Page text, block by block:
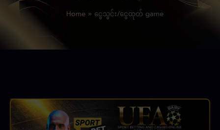
Home » ငွေသွင်း/ငွေထုတ် game